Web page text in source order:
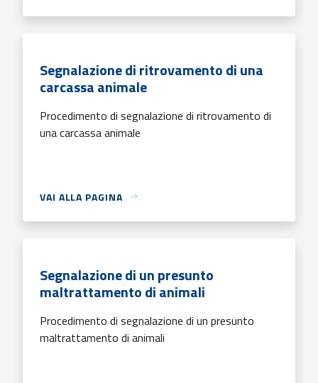
Segnalazione di ritrovamento di una
carcassa animale
Procedimento di segnalazione di ritrovamento di
una carcassa animale
VAI ALLA PAGINA
Segnalazione di un presunto
maltrattamento di animali
Procedimento di segnalazione di un presunto
maltrattamento di animali